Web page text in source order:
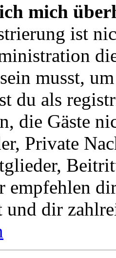
mich
ist
musst,
du als
die Gäste
Private
empfehlen
und dir